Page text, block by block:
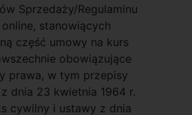
Sprzedaży/Regulaminu
online, stanowiących
część umowy na kurs
obowiązujące
prawa, w tym przepisy
dnia 23 kwietnia 1964 r.
cywilny i ustawy z dnia